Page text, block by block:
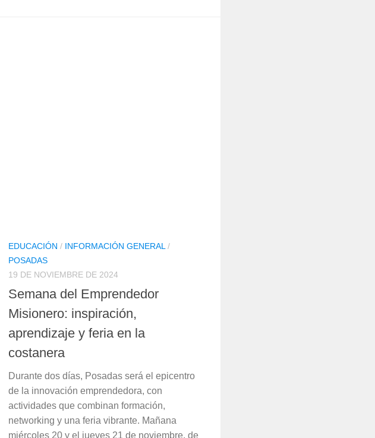
EDUCACIÓN / INFORMACIÓN GENERAL /
POSADAS
19 DE NOVIEMBRE DE 2024
Semana del Emprendedor
Misionero: inspiración,
aprendizaje y feria en la
costanera
Durante dos días, Posadas será el epicentro
de la innovación emprendedora, con
actividades que combinan formación,
networking y una feria vibrante. Mañana
miércoles 20 y el jueves 21 de noviembre, de